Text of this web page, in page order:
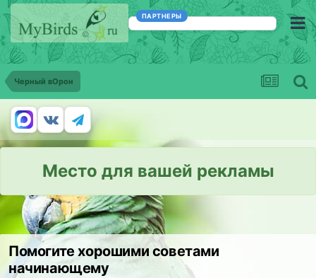
ПАРТНЕРЫ
Черный вОрон
Место для вашей рекламы
Помогите хорошими советами
начинающему